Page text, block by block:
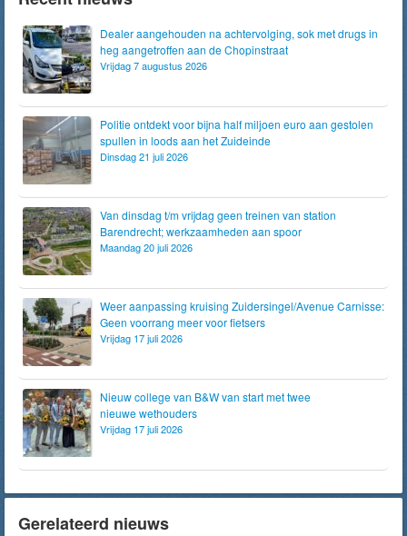
Dealer aangehouden na achtervolging, sok met drugs in
heg aangetroffen aan de Chopinstraat
Vrijdag 7 augustus 2026
Politie ontdekt voor bijna half miljoen euro aan gestolen
spullen in loods aan het Zuideinde
Dinsdag 21 juli 2026
Van dinsdag t/m vrijdag geen treinen van station
Barendrecht; werkzaamheden aan spoor
Maandag 20 juli 2026
Weer aanpassing kruising Zuidersingel/Avenue Carnisse:
Geen voorrang meer voor fietsers
Vrijdag 17 juli 2026
Nieuw college van B&W van start met twee
nieuwe wethouders
Vrijdag 17 juli 2026
Gerelateerd nieuws